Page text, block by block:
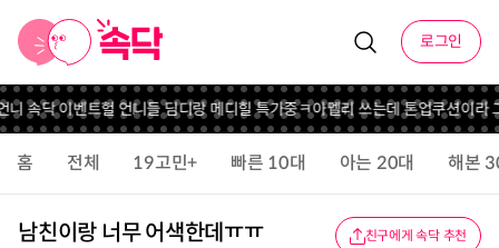
로그인
속닥 이벤트헐 언니들 딤디랑 메디힐 특가중ㅋ아멜리 쓰는데 톤업쿠션이라
홈 전체 19고민+ 빠른 10대 아는 20대 해본
남친이랑 너무 어색한데ㅠㅠ 친구에게 속닥 추천